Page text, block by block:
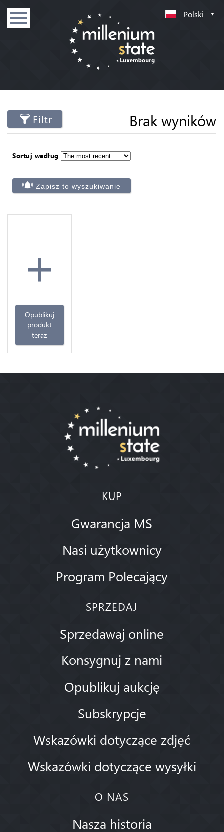
Polski
Filtr Brak wyników
Sortuj według
Zapisz to wyszukiwanie
+
Opublikuj
produkt
teraz
KUP
Gwarancja MS
Nasi użytkownicy
Program Polecający
SPRZEDAJ
Sprzedawaj online
Konsygnuj z nami
Opublikuj aukcję
Subskrypcje
Wskazówki dotyczące zdjęć
Wskazówki dotyczące wysyłki
O NAS
Nasza historia